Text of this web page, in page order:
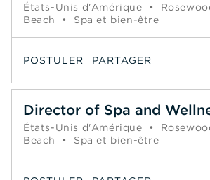
États-Unis d'Amérique •
Beach
• Spa et bien-être
POSTULER PARTAGER
Director of Spa and
États-Unis d'Amérique •
Beach
• Spa et bien-être